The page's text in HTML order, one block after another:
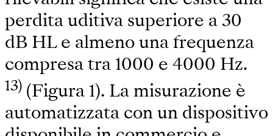
perdita uditiva superiore a 30
dB HL e almeno una frequenza
compresa tra 1000 e 4000 Hz.
13) (Figura 1). La misurazione è
automatizzata con un dispositivo